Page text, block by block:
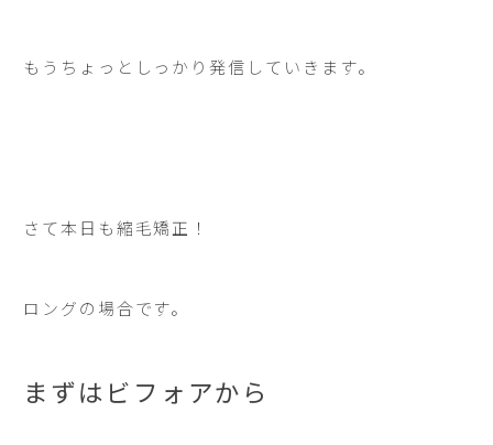
もうちょっとしっかり発信していきます。
さて本日も縮毛矯正！
ロングの場合です。
まずはビフォアから